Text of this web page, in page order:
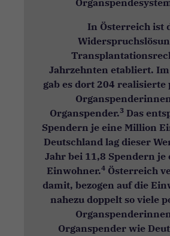
In Österreich ist
Jahrzehnten etabliert.
gab es dort 204 realisierte
Organspender.3 Das
Spendern je eine Million
Deutschland lag dieser
Jahr bei 11,8 Spendern je
Einwohner.4 Österreich
damit, bezogen auf die
nahezu doppelt so viele
Organspender wie